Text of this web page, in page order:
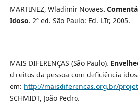
MARTINEZ, Wladimir Novaes.
Idoso. 2ª ed. São Paulo: Ed. LTr, 2005.
MAIS DIFERENÇAS (São Paulo).
direitos da pessoa com deficiência
em: http://maisdiferencas.org.br/
SCHMIDT, João Pedro.